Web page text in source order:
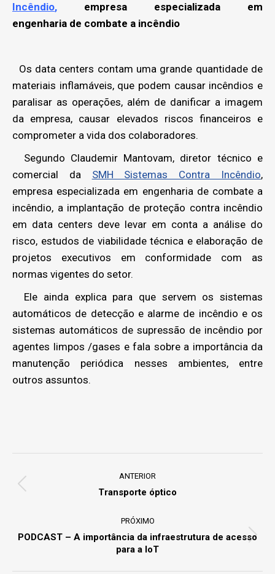
Incêndio, empresa especializada em
engenharia de combate a incêndio
Os data centers contam uma grande quantidade de
materiais inflamáveis, que podem causar incêndios e
paralisar as operações, além de danificar a imagem
da empresa, causar elevados riscos financeiros e
comprometer a vida dos colaboradores.
Segundo Claudemir Mantovam, diretor técnico e
comercial da SMH Sistemas Contra Incêndio,
empresa especializada em engenharia de combate a
incêndio, a implantação de proteção contra incêndio
em data centers deve levar em conta a análise do
risco, estudos de viabilidade técnica e elaboração de
projetos executivos em conformidade com as
normas vigentes do setor.
Ele ainda explica para que servem os sistemas
automáticos de detecção e alarme de incêndio e os
sistemas automáticos de supressão de incêndio por
agentes limpos /gases e fala sobre a importância da
manutenção periódica nesses ambientes, entre
outros assuntos.
navigation
ANTERIOR
Previous
Transporte óptico
PRÓXIMO
Next
PODCAST – A importância da infraestrutura de acesso
para a IoT